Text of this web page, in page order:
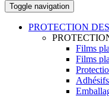
Toggle navigation
PROTECTION
Films
Films